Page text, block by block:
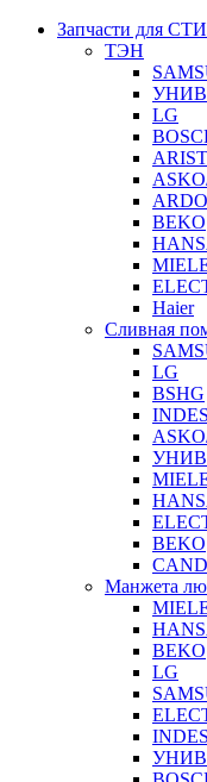
Запчасти для
ТЭН
LG
ARDO
BEKO
Haier
Сливная
LG
BSHG
BEKO
Манжета
BEKO
LG